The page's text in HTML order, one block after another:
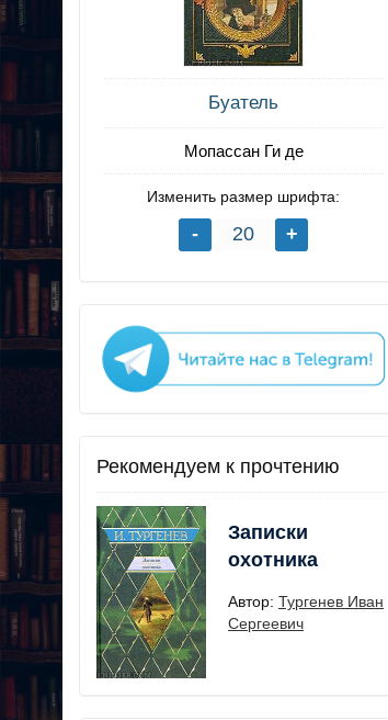
Буатель
Мопассан Ги де
Изменить размер шрифта:
Рекомендуем к прочтению
Записки
охотника
Автор: Тургенев Иван
Сергеевич